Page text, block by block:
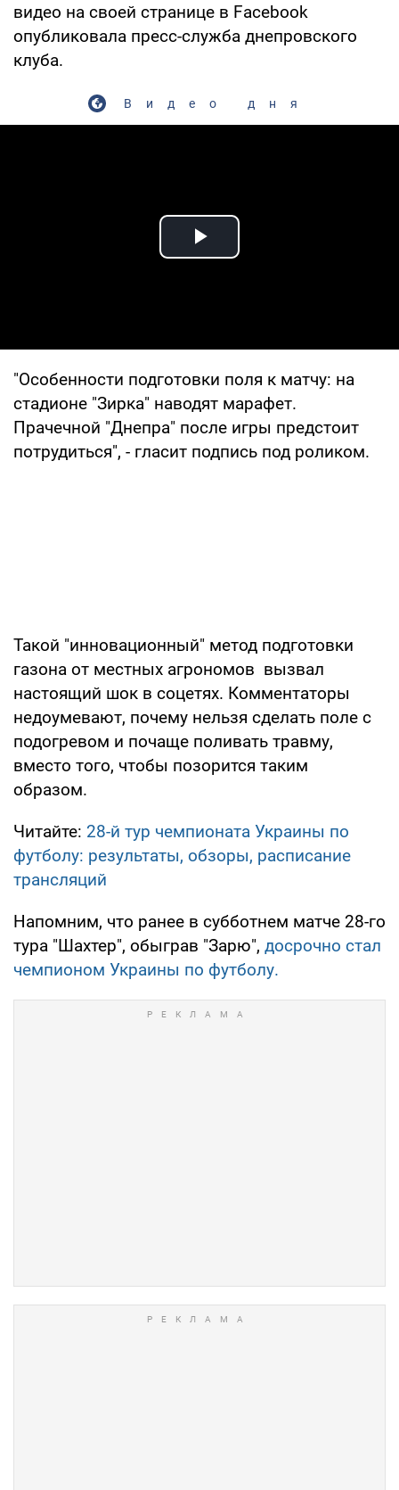
видео на своей странице в Facebook
опубликовала пресс-служба днепровского
клуба.
Видео дня
Play Video
"Особенности подготовки поля к матчу: на
стадионе "Зирка" наводят марафет.
Прачечной "Днепра" после игры предстоит
потрудиться", - гласит подпись под роликом.
Такой "инновационный" метод подготовки
газона от местных агрономов вызвал
настоящий шок в соцетях. Комментаторы
недоумевают, почему нельзя сделать поле с
подогревом и почаще поливать травму,
вместо того, чтобы позорится таким
образом.
Читайте: 28-й тур чемпионата Украины по
футболу: результаты, обзоры, расписание
трансляций
Напомним, что ранее в субботнем матче 28-го
тура "Шахтер", обыграв "Зарю", досрочно стал
чемпионом Украины по футболу.